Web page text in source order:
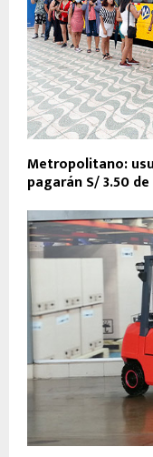
Metropolitano:
pagarán S/ 3.50